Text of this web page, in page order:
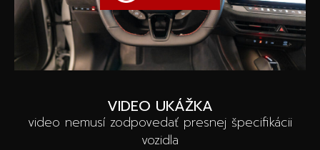
VIDEO UKÁŽKA
video nemusí zodpovedať presnej špecifikácii
vozidla